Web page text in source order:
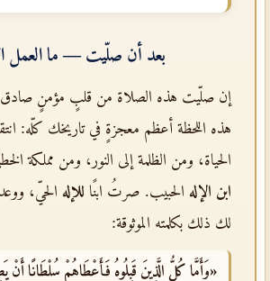
بعد أن صلّيت — ما العمل
إن صلّيت هذه الصلاة من قلبٍ مؤمنٍ
هذه اللحظة أعظم معجزةٍ في تاريخك كلّه:
الحياة، ومن الظلمة إلى النور، ومن مملكة
ابن الإله الحبيب. صرتُ ابنًا للإله الحيّ، ووعد
لك ذلك بكلمته الموثوقة:
«وَأَمَّا كُلُّ الَّذِينَ قَبِلُوهُ فَأَعْطَاهُمْ سُلْطَانًا أَنْ